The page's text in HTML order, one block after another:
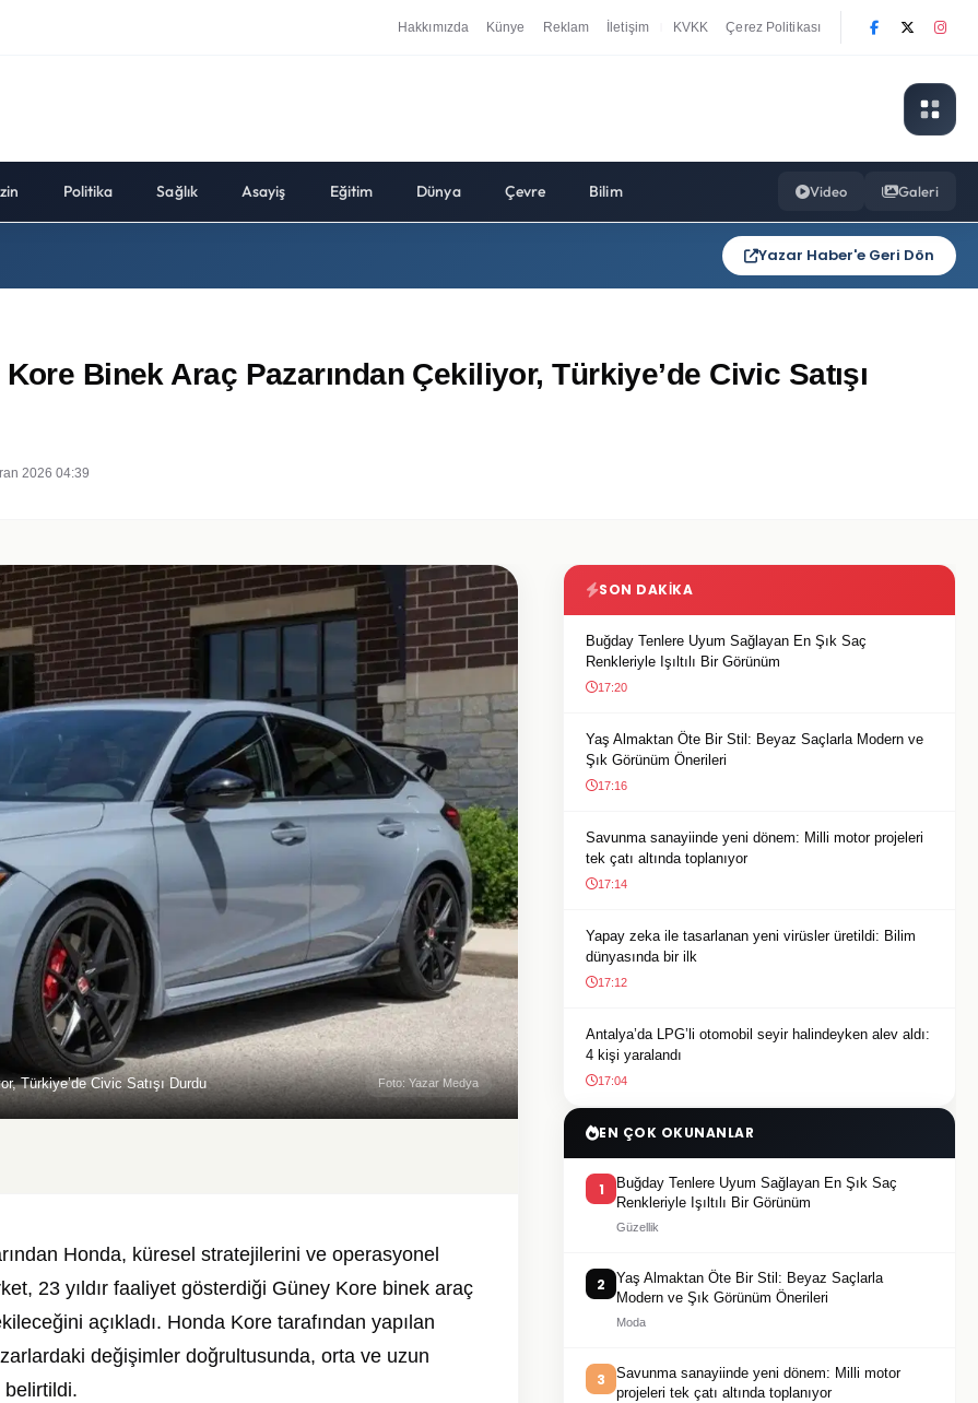
Hakkımızda Künye Reklam İletişim KVKK Çerez Politikası
Politika Sağlık Asayiş Eğitim Dünya Çevre Bilim Video Galeri
Yazar Haber'e Geri Dön
Binek Araç Pazarından Çekiliyor, Türkiye’de Civic Satışı
2026 04:39
Türkiye’de Civic Satışı Durdu Foto: Yazar Medya
Honda, küresel stratejilerini ve operasyonel
23 yıldır faaliyet gösterdiği Güney Kore binek araç
açıkladı. Honda Kore tarafından yapılan
değişimler doğrultusunda, orta ve uzun
belirtildi.
SON DAKIKA
Buğday Tenlere Uyum Sağlayan En Şık Saç
Renkleriyle Işıltılı Bir Görünüm
17:20
Yaş Almaktan Öte Bir Stil: Beyaz Saçlarla Modern ve
Şık Görünüm Önerileri
17:16
Savunma sanayiinde yeni dönem: Milli motor projeleri
tek çatı altında toplanıyor
17:14
Yapay zeka ile tasarlanan yeni virüsler üretildi: Bilim
dünyasında bir ilk
17:12
Antalya’da LPG’li otomobil seyir halindeyken alev aldı:
4 kişi yaralandı
17:04
EN ÇOK OKUNANLAR
1
Buğday Tenlere Uyum Sağlayan En Şık Saç
Renkleriyle Işıltılı Bir Görünüm
Güzellik
2
Yaş Almaktan Öte Bir Stil: Beyaz Saçlarla
Modern ve Şık Görünüm Önerileri
Moda
3
Savunma sanayiinde yeni dönem: Milli motor
projeleri tek çatı altında toplanıyor